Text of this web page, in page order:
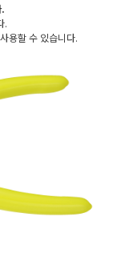
.
용할 수 있습니다.